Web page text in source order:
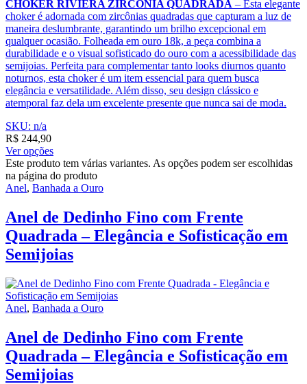
CHOKER RIVIERA ZIRCÔNIA QUADRADA – Esta elegante
choker é adornada com zircônias quadradas que capturam a luz de
maneira deslumbrante, garantindo um brilho excepcional em
qualquer ocasião. Folheada em ouro 18k, a peça combina a
durabilidade e o visual sofisticado do ouro com a acessibilidade das
semijoias. Perfeita para complementar tanto looks diurnos quanto
noturnos, esta choker é um item essencial para quem busca
elegância e versatilidade. Além disso, seu design clássico e
atemporal faz dela um excelente presente que nunca sai de moda.
SKU: n/a
R$ 244,90
Ver opções
Este produto tem várias variantes. As opções podem ser escolhidas
na página do produto
Anel, Banhada a Ouro
Anel de Dedinho Fino com Frente
Quadrada – Elegância e Sofisticação em
Semijoias
Anel, Banhada a Ouro
Anel de Dedinho Fino com Frente
Quadrada – Elegância e Sofisticação em
Semijoias